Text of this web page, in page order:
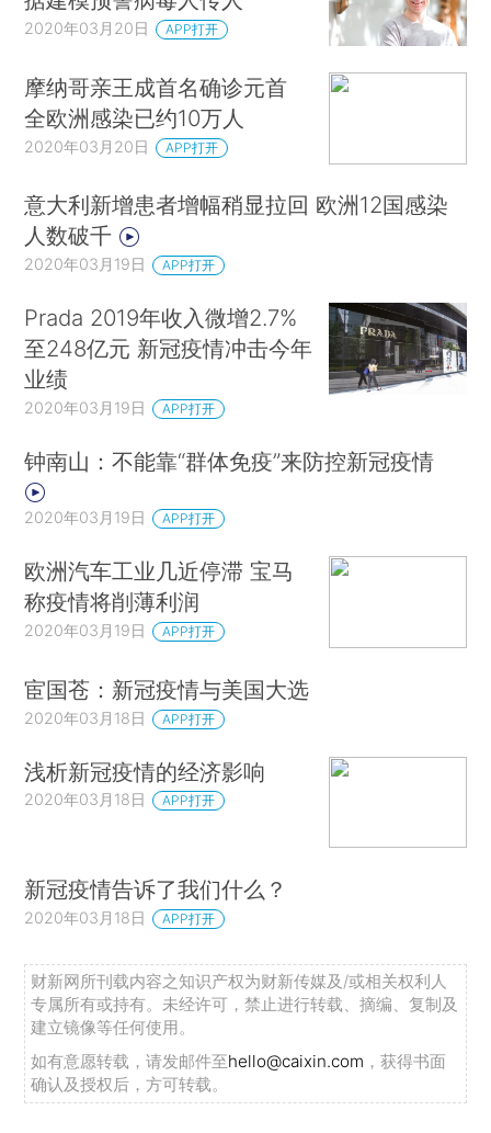
2020年03月20日 APP打开
摩纳哥亲王成首名确诊元首
全欧洲感染已约10万人
2020年03月20日 APP打开
意大利新增患者增幅稍显拉回 欧洲12国感染
人数破千
2020年03月19日 APP打开
Prada 2019年收入微增2.7%
至248亿元 新冠疫情冲击今年
业绩
2020年03月19日 APP打开
钟南山：不能靠“群体免疫”来防控新冠疫情
2020年03月19日 APP打开
欧洲汽车工业几近停滞 宝马
称疫情将削薄利润
2020年03月19日 APP打开
宦国苍：新冠疫情与美国大选
2020年03月18日 APP打开
浅析新冠疫情的经济影响
2020年03月18日 APP打开
新冠疫情告诉了我们什么？
2020年03月18日 APP打开
财新网所刊载内容之知识产权为财新传媒及/或相关权利人
专属所有或持有。未经许可，禁止进行转载、摘编、复制及
建立镜像等任何使用。
如有意愿转载，请发邮件至hello@caixin.com ，获得书面
确认及授权后，方可转载。